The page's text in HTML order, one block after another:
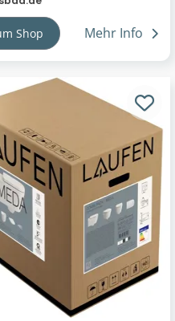
Shop Mehr Info